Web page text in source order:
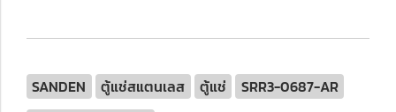
SANDEN ตู้แช่สแตนเลส ตู้แช่
SRR3-0687-AR